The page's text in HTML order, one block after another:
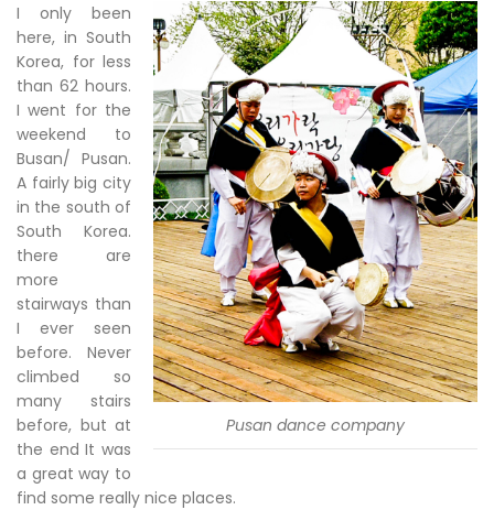
Pusan dance company
I only been
here, in South
Korea, for less
than 62 hours.
I went for the
weekend to
Busan/ Pusan.
A fairly big city
in the south of
South Korea.
there are
more
stairways than
I ever seen
before. Never
climbed so
many stairs
before, but at
the end It was
a great way to
find some really nice places.